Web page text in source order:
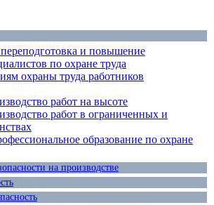
и повышение
по охране труда
охраны труда работников
работ на высоте
работ в ограниченных и
образование по охране
на производстве